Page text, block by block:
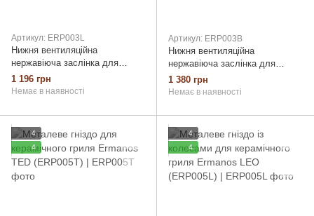
Артикул: ERP003L
Нижня вентиляційна
нержавіюча заслінка для
керамічного гриля Ermanos
LEO (ERP003L)
1 196 грн
Немає в наявності
Артикул: ERP003B
Нижня вентиляційна
нержавіюча заслінка для
керамічного гриля Ermanos
BEN (ERP003B)
1 380 грн
Немає в наявності
4
4
4
4